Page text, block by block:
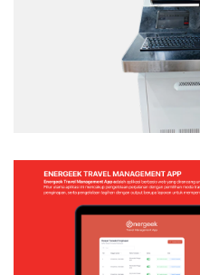
Web
ENERGEEK –